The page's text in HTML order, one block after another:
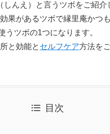
しんえ）と言うツボをご紹介
果があるツボで縁里庵かつ
うツボの1つになります。
と効能と セルフケア方法を
目次